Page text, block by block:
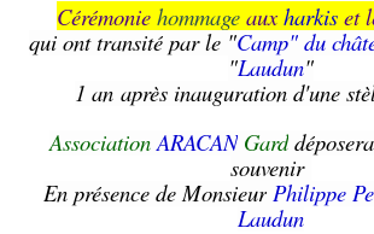
Cérémonie hommage aux harkis et
qui ont transité par le "Camp" du
"Laudun"
1 an après inauguration d'une
AssociationARACANGard
souvenir
En présence de Monsieur Philippe
Laudun